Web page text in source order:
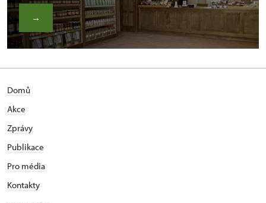
→
Domů
Akce
Zprávy
Publikace
Pro média
Kontakty